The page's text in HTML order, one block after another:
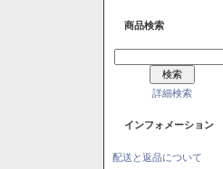
商品検索
詳細検索
インフォメーション
配送と返品について